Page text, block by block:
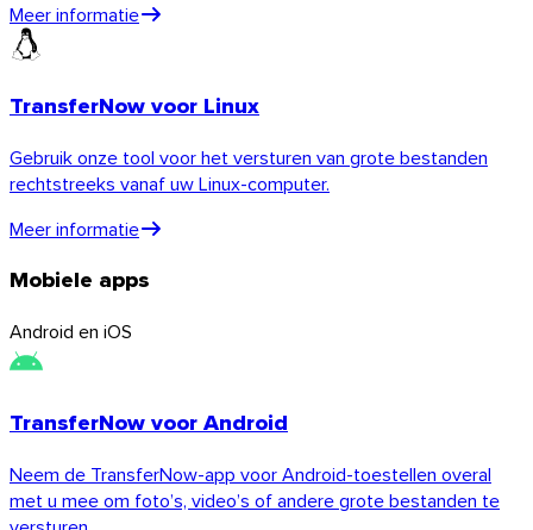
Linux
Mobiel
Meer informatie
TransferNow voor Linux
Gebruik onze tool voor het versturen van grote bestanden
rechtstreeks vanaf uw Linux-computer.
Meer informatie
Mobiele apps
Android en iOS
TransferNow voor Android
Neem de TransferNow-app voor Android-toestellen overal
met u mee om foto’s, video’s of andere grote bestanden te